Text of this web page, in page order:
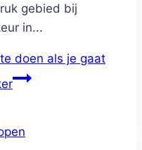
gebied bij
in...
doen als je gaat